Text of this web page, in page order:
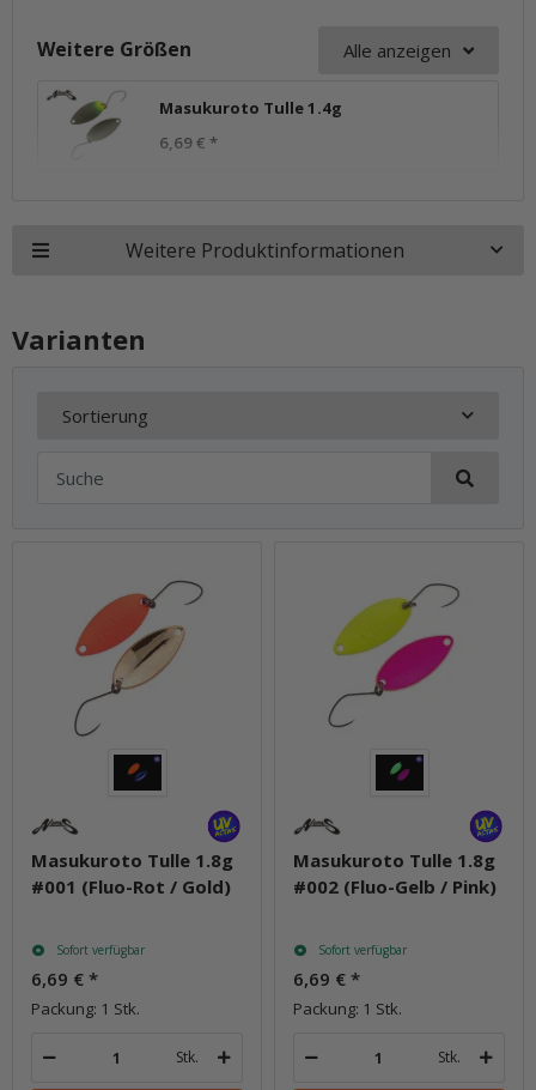
Weitere Größen Alle anzeigen
Masukuroto Tulle 1.4g
6,69 € *
Weitere Produktinformationen
Varianten
Sortierung
Masukuroto Tulle 1.8g
#001 (Fluo-Rot / Gold)
Sofort verfügbar
6,69 € *
Packung: 1 Stk.
Stk.
Masukuroto Tulle 1.8g
#002 (Fluo-Gelb / Pink)
Sofort verfügbar
6,69 € *
Packung: 1 Stk.
Stk.